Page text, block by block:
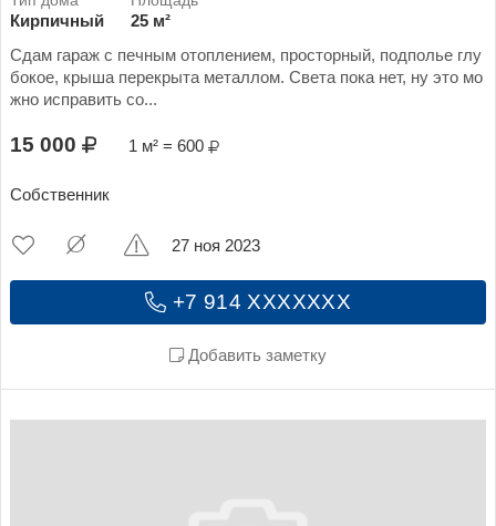
Кирпичный
25 м²
Сдам гараж с печным отоплением, просторный, подполье глу
бокое, крыша перекрыта металлом. Света пока нет, ну это мо
жно исправить со...
15 000 1 м² = 600
Собственник
+7 914 XXXXXXX
Добавить заметку
27 ноя 2023